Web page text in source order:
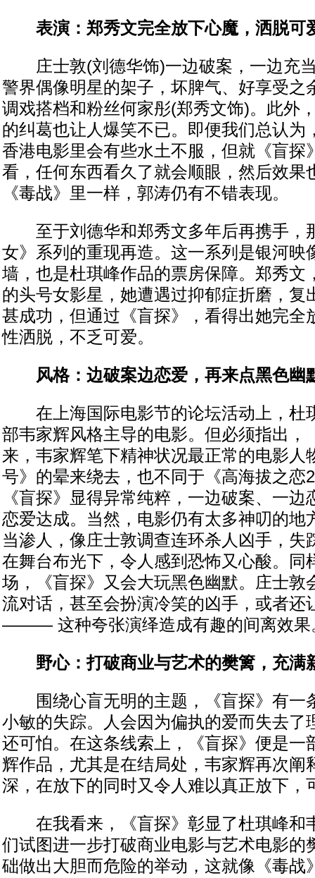
表演：郑秀文完全放下心魔，洒脱可
庄士敦(刘德华饰)一边破案，一边充
警界偶像明星的架子，坏脾气、好享受之
调戏搭档和粉丝何家彤(郑秀文饰)。此外
的纠葛也让人爆笑不已。即便我们总认为
香港电影里会有些水土不服，但就《盲探
看，任何东西看久了就会顺眼，然后效果
《毒战》里一样，郭涛仍有不错表现。
至于刘德华和郑秀文多年后再携手，
女》系列的重现再造。这一系列是银河映
墙，也是杜琪峰作品的票房保障。郑秀文
的头号女影星，她遭遇过抑郁症折磨，复
甚成功，但通过《盲探》，看得出她完全
性洒脱，不乏可爱。
风格：边破案边恋爱，再来点黑色幽
在上海国际电影节的论坛活动上，杜
部韦家辉风格主导的电影。但必须指出，
来，韦家辉笔下精神状况最正常的电影人
号》的晕来绕去，也不同于《高海拔之恋
《盲探》显得异常纯粹，一边破案、一边
恋爱达成。当然，电影仍有太多神叨的地
当渗人，像庄士敦调查连环杀人凶手，失
在舞台布光下，令人感到恐怖又心酸。同
场，《盲探》又会大玩黑色幽默。庄士敦
流对话，甚至会扮演冷笑的凶手，或者还
——— 这种夸张演绎造成有趣的间离效果
野心：打破商业与艺术的樊篱，充满
围绕心盲无明的主题，《盲探》有一
小敏的失踪。人会因为偏执的爱而失去了
还可怕。在这条线索上，《盲探》便是一
辉作品，尤其是在结局处，韦家辉再次阐
深，在放下的同时又令人难以真正放下，
在我看来，《盲探》彰显了杜琪峰和
们试图进一步打破商业电影与艺术电影的
础做出大胆而危险的举动，这就像《毒战